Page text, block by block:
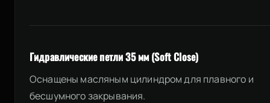
Гидравлические петли 35 мм (Soft Close)
Оснащены масляным цилиндром для плавного и
бесшумного закрывания.